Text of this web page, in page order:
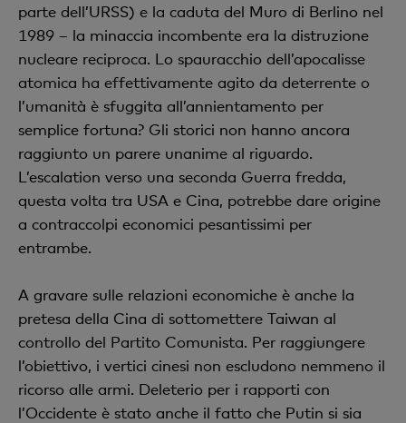
parte dell’URSS) e la caduta del Muro di Berlino nel
1989 – la minaccia incombente era la distruzione
nucleare reciproca. Lo spauracchio dell’apocalisse
atomica ha effettivamente agito da deterrente o
l’umanità è sfuggita all’annientamento per
semplice fortuna? Gli storici non hanno ancora
raggiunto un parere unanime al riguardo.
L’escalation verso una seconda Guerra fredda,
questa volta tra USA e Cina, potrebbe dare origine
a contraccolpi economici pesantissimi per
entrambe.
A gravare sulle relazioni economiche è anche la
pretesa della Cina di sottomettere Taiwan al
controllo del Partito Comunista. Per raggiungere
l’obiettivo, i vertici cinesi non escludono nemmeno il
ricorso alle armi. Deleterio per i rapporti con
l’Occidente è stato anche il fatto che Putin si sia